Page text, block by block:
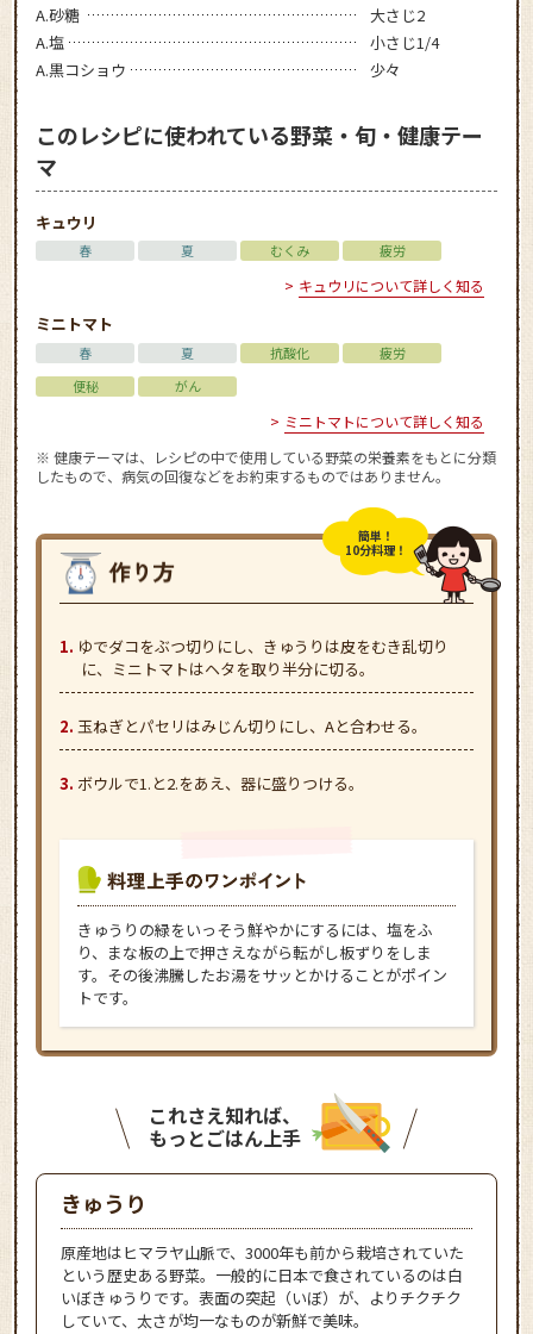
A.砂糖
大さじ2
A.塩
小さじ1/4
A.黒コショウ
少々
このレシピに使われている野菜・旬・健康テー
マ
キュウリ
春 夏 むくみ 疲労
キュウリについて詳しく知る
ミニトマト
春 夏 抗酸化
疲労
便秘
がん
ミニトマトについて詳しく知る
※ 健康テーマは、レシピの中で使用している野菜の栄養素をもとに分類
したもので、病気の回復などをお約束するものではありません。
簡単！
10分料理！
ゆでダコをぶつ切りにし、きゅうりは皮をむき乱切り
に、ミニトマトはヘタを取り半分に切る。
玉ねぎとパセリはみじん切りにし、Aと合わせる。
ボウルで1.と2.をあえ、器に盛りつける。
きゅうりの緑をいっそう鮮やかにするには、塩をふ
り、まな板の上で押さえながら転がし板ずりをしま
す。その後沸騰したお湯をサッとかけることがポイン
トです。
これさえ知れば、
もっとごはん上手
きゅうり
原産地はヒマラヤ山脈で、3000年も前から栽培されていた
という歴史ある野菜。一般的に日本で食されているのは白
いぼきゅうりです。表面の突起（いぼ）が、よりチクチク
していて、太さが均一なものが新鮮で美味。